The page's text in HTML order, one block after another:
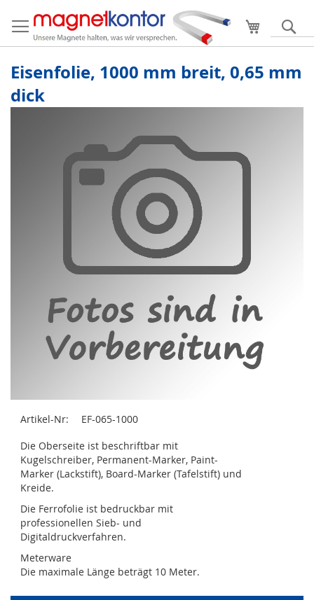
Mein
Eisenfolie, 1000 mm breit, 0,65 mm
dick
Bildergalerie
Anfang
Bildergalerie
springen
Artikel-Nr: EF-065-1000
Die Oberseite ist beschriftbar mit
Kugelschreiber, Permanent-Marker, Paint-
Marker (Lackstift), Board-Marker (Tafelstift) und
Kreide.
Die Ferrofolie ist bedruckbar mit
professionellen Sieb- und
Digitaldruckverfahren.
Meterware
Die maximale Länge beträgt 10 Meter.